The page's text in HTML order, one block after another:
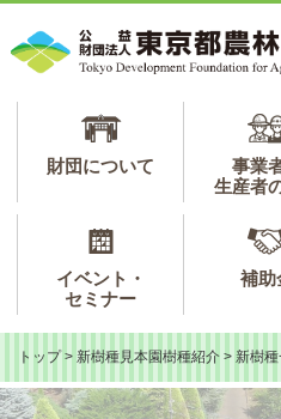
ジ
ュ
財団について
事業
生産者
イベント・
セミナー
補助
トップ > 新樹種見本園樹種紹介 > 新樹